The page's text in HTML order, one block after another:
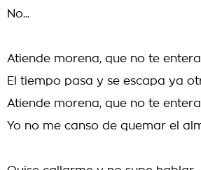
No...
Atiende morena, que no te
El tiempo pasa y se escapa ya
Atiende morena, que no te
Yo no me canso de quemar el